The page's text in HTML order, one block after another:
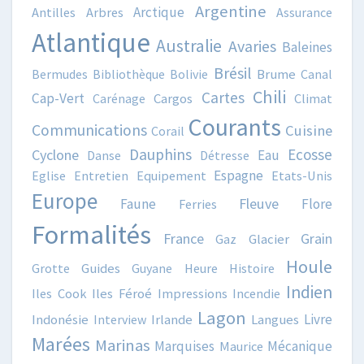
Antilles
Arbres Arctique Argentine Assurance
Atlantique Australie Avaries Baleines
Bermudes Bibliothèque Bolivie Brésil Brume Canal
Cap-Vert Carénage Cargos Cartes Chili Climat
Communications Corail Courants Cuisine
Cyclone Danse Dauphins Détresse Eau Ecosse
Eglise Entretien Equipement Espagne Etats-Unis
Europe Faune Ferries Fleuve Flore
Formalités France Gaz Glacier Grain
Grotte Guides Guyane Heure Histoire Houle
Iles Cook Iles Féroé Impressions Incendie Indien
Indonésie Interview Irlande Lagon Langues Livre
Marées Marinas Marquises Maurice Mécanique